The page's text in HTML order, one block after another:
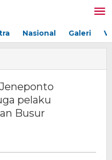
Nasional Galeri
pelaku
Busur